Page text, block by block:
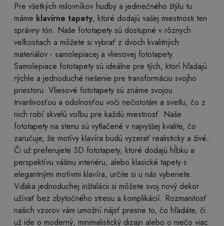
Pre všetkých milovníkov hudby a jedinečného štýlu tu
máme klavírne tapety, ktoré dodajú vašej miestnosti ten
správny tón. Naše fototapety sú dostupné v rôznych
veľkostiach a môžete si vybrať z dvoch kvalitných
materiálov - samolepiacej a vliesovej fototapety.
Samolepiace fototapety sú ideálne pre tých, ktorí hľadajú
rýchle a jednoduché riešenie pre transformáciu svojho
priestoru. Vliesové fototapety sú známe svojou
trvanlivosťou a odolnosťou voči nečistotám a svetlu, čo z
nich robí skvelú voľbu pre každú miestnosť. Naše
fototapety na stenu sú vytlačené v najvyššej kvalite, čo
zaručuje, že motívy klavíra budú vyzerať realisticky a živé.
Či už preferujete 3D fototapety, ktoré dodajú hĺbku a
perspektívu vášmu interiéru, alebo klasické tapety s
elegantnými motívmi klavíra, určite si u nás vyberiete.
Vďaka jednoduchej inštalácii si môžete svoj nový dekor
užívať bez zbytočného stresu a komplikácií. Rozmanitosť
našich vzorov vám umožní nájsť presne to, čo hľadáte, či
už ide o moderný, minimalistický dizajn alebo o niečo viac